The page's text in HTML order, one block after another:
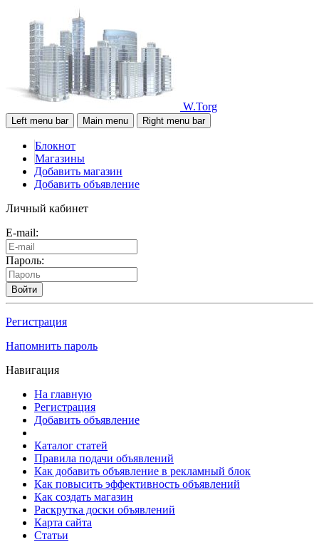
W.Torg
Left menu bar Main menu Right menu bar
Блокнот
Магазины
Добавить магазин
Добавить объявление
Личный кабинет
E-mail:
Пароль:
Войти
Регистрация
Напомнить пароль
Навигация
На главную
Регистрация
Добавить объявление
Каталог статей
Правила подачи объявлений
Как добавить объявление в рекламный блок
Как повысить эффективность объявлений
Как создать магазин
Раскрутка доски объявлений
Карта сайта
Статьи